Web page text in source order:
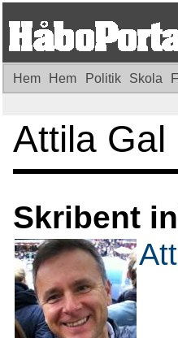
Hem Hem Politik Skola
Attila Gal
Skribent